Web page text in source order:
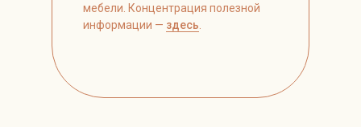
мебели. Концентрация полезной
информации — здесь